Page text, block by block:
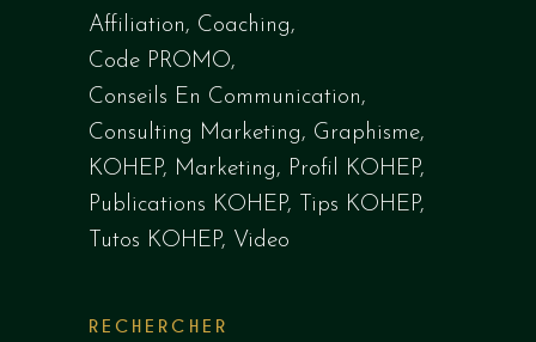
Affiliation
Coaching
Code PROMO
Conseils En Communication
Consulting Marketing
Graphisme
KOHEP
Marketing
Profil KOHEP
Publications KOHEP
Tips KOHEP
Tutos KOHEP Video
RECHERCHER